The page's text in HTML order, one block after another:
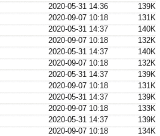
2020-05-31 14:36
139K
2020-09-07 10:18
131K
2020-05-31 14:37
140K
2020-09-07 10:18
132K
2020-05-31 14:37
140K
2020-09-07 10:18
132K
2020-05-31 14:37
139K
2020-09-07 10:18
131K
2020-05-31 14:37
139K
2020-09-07 10:18
133K
2020-05-31 14:37
139K
2020-09-07 10:18
134K